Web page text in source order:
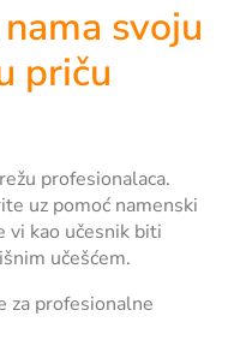
svoju
priču
profesionalaca.
uz pomoć namenski
vi kao učesnik biti
učešćem.
za profesionalne